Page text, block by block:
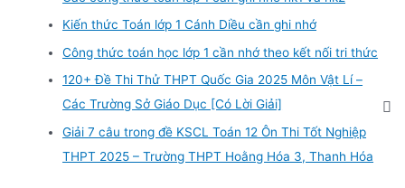
Kiến thức Toán lớp 1 Cánh Diều cần ghi nhớ
Công thức toán học lớp 1 cần nhớ theo kết nối tri thức
120+ Đề Thi Thử THPT Quốc Gia 2025 Môn Vật Lí –
Các Trường Sở Giáo Dục [Có Lời Giải]
Giải 7 câu trong đề KSCL Toán 12 Ôn Thi Tốt Nghiệp
THPT 2025 – Trường THPT Hoằng Hóa 3, Thanh Hóa